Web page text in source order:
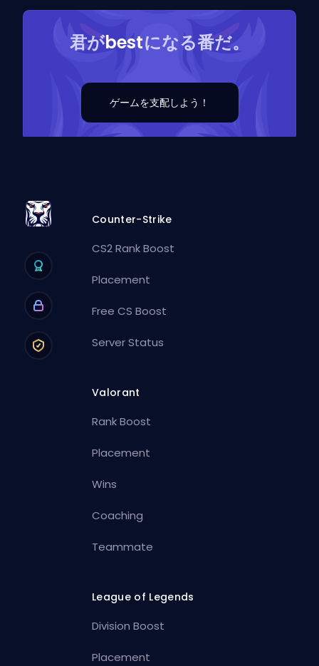
君がbestになる番だ。
ゲームを支配しよう！
Counter-Strike
CS2 Rank Boost
Placement
Free CS Boost
Server Status
Valorant
Rank Boost
Placement
Wins
Coaching
Teammate
League of Legends
Division Boost
Placement